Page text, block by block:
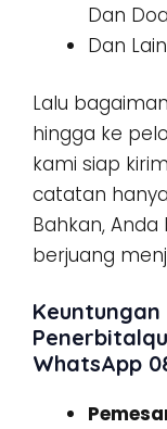
Dan Doa
Dan
Lalu
hingga ke
kami siap
catatan
Bahkan,
berjuang
Keuntungan
WhatsApp